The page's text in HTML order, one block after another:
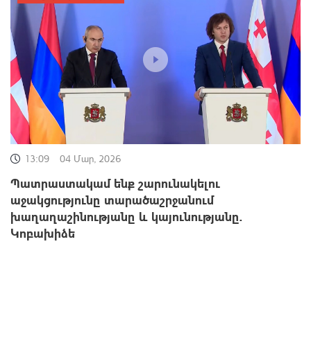
13:09 04 Մար, 2026
Պատրաստակամ ենք շարունակելու
աջակցությունը տարածաշրջանում
խաղաղաշինությանը և կայունությանը.
Կոբախիձե